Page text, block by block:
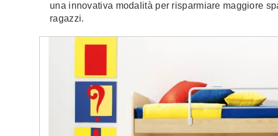
una innovativa modalità per risparmiare maggiore
ragazzi.